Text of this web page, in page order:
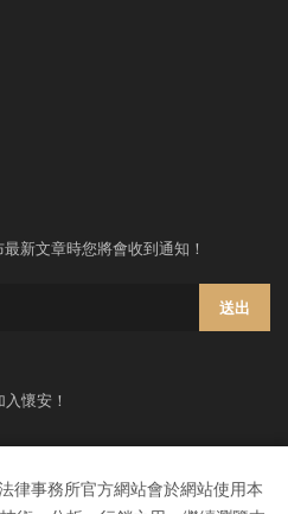
新文章時您將會收到通知！
送出
懷安！
律事務所官方網站會於網站使用本